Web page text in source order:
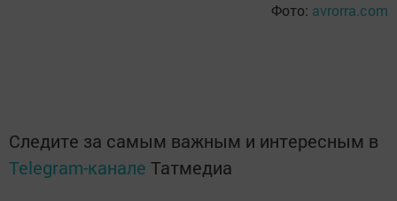
Фото: avrorra.com
Следите за самым важным и интересным в
Telegram-канале Татмедиа